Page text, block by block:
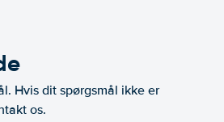
Hvis dit spørgsmål ikke er
os.